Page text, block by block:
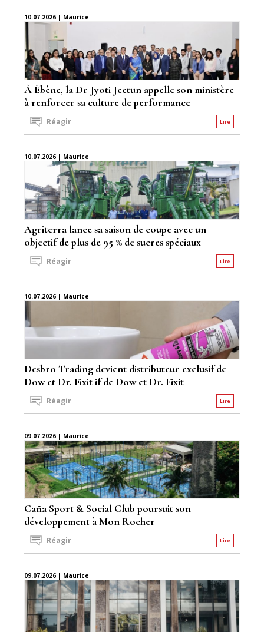
10.07.2026 | Maurice
À Ébène, la Dr Jyoti Jeetun appelle son ministère
à renforcer sa culture de performance
Lire
Réagir
10.07.2026 | Maurice
Agriterra lance sa saison de coupe avec un
objectif de plus de 95 % de sucres spéciaux
Lire
Réagir
10.07.2026 | Maurice
Desbro Trading devient distributeur exclusif de
Dow et Dr. Fixit if de Dow et Dr. Fixit
Lire
Réagir
09.07.2026 | Maurice
Caña Sport & Social Club poursuit son
développement à Mon Rocher
Lire
Réagir
09.07.2026 | Maurice